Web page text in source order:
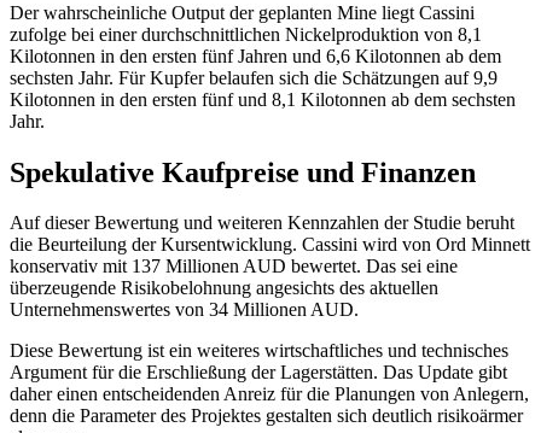
Der wahrscheinliche Output der geplanten Mine liegt Cassini
zufolge bei einer durchschnittlichen Nickelproduktion von 8,1
Kilotonnen in den ersten fünf Jahren und 6,6 Kilotonnen ab dem
sechsten Jahr. Für Kupfer belaufen sich die Schätzungen auf 9,9
Kilotonnen in den ersten fünf und 8,1 Kilotonnen ab dem sechsten
Jahr.
Spekulative Kaufpreise und Finanzen
Auf dieser Bewertung und weiteren Kennzahlen der Studie beruht
die Beurteilung der Kursentwicklung. Cassini wird von Ord Minnett
konservativ mit 137 Millionen AUD bewertet. Das sei eine
überzeugende Risikobelohnung angesichts des aktuellen
Unternehmenswertes von 34 Millionen AUD.
Diese Bewertung ist ein weiteres wirtschaftliches und technisches
Argument für die Erschließung der Lagerstätten. Das Update gibt
daher einen entscheidenden Anreiz für die Planungen von Anlegern,
denn die Parameter des Projektes gestalten sich deutlich risikoärmer